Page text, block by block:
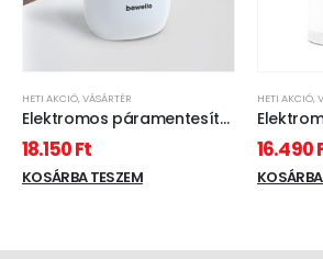
HETI AKCIÓ,VÁSÁRTÉR
Elektromos páramentesítő
készülék - 230V, 750 ml
18.150Ft
KOSÁRBA TESZEM
HETI AKCIÓ,
220 -
16.490